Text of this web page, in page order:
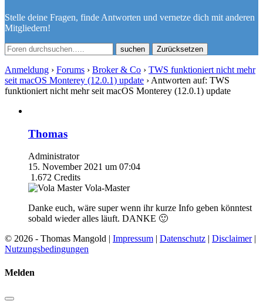
Stelle deine Fragen, finde Antworten und vernetze dich mit anderen
Mitgliedern!
Zurücksetzen
Anmeldung › Forums › Broker & Co › TWS funktioniert nicht mehr
seit macOS Monterey (12.0.1) update › Antworten auf: TWS
funktioniert nicht mehr seit macOS Monterey (12.0.1) update
Thomas
Administrator
15. November 2021 um 07:04
1.672 Credits
Vola-Master
Danke euch, wäre super wenn ihr kurze Info geben könntest
sobald wieder alles läuft. DANKE 🙂
© 2026 - Thomas Mangold | Impressum | Datenschutz | Disclaimer|
Nutzungsbedingungen
Melden